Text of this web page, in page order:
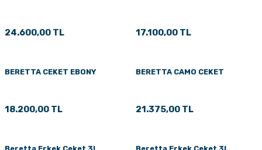
24.600,00 TL 17.100,00 TL
BERETTA CEKET EBONY
18.200,00 TL
BERETTA CAMO CEKET
21.375,00 TL